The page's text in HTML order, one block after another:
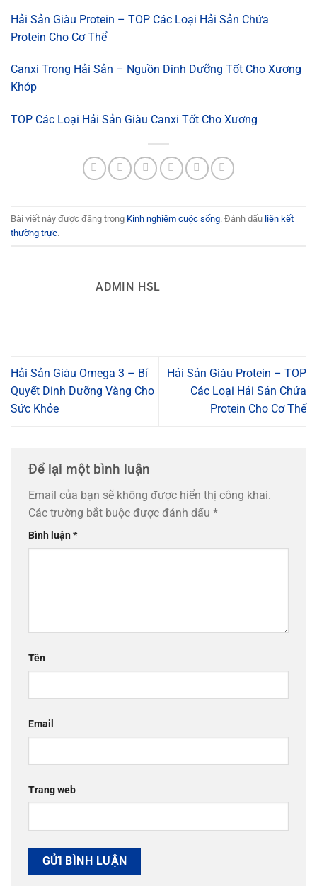
Hải Sản Giàu Protein – TOP Các Loại Hải Sản Chứa
Protein Cho Cơ Thể
Canxi Trong Hải Sản – Nguồn Dinh Dưỡng Tốt Cho Xương
Khớp
TOP Các Loại Hải Sản Giàu Canxi Tốt Cho Xương
Bài viết này được đăng trong Kinh nghiệm cuộc sống. Đánh dấu liên kết
thường trực.
ADMIN HSL
Hải Sản Giàu Omega 3 – Bí
Quyết Dinh Dưỡng Vàng Cho
Sức Khỏe
Hải Sản Giàu Protein – TOP
Các Loại Hải Sản Chứa
Protein Cho Cơ Thể
Để lại một bình luận
Email của bạn sẽ không được hiển thị công khai.
Các trường bắt buộc được đánh dấu *
Bình luận*
Tên
Email
Trang web